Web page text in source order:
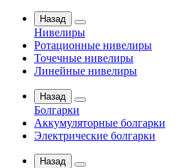
Назад
Нивелиры
Ротационные нивелиры
Точечные нивелиры
Линейные нивелиры
Назад
Болгарки
Аккумуляторные болгарки
Электрические болгарки
Назад